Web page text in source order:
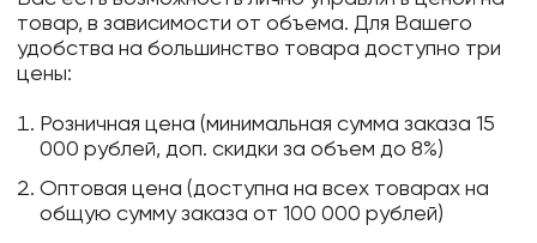
товар, в зависимости от объема. Для Вашего
удобства на большинство товара доступно три
цены:
Розничная цена (минимальная сумма заказа 15
000 рублей, доп. скидки за объем до 8%)
Оптовая цена (доступна на всех товарах на
общую сумму заказа от 100 000 рублей)